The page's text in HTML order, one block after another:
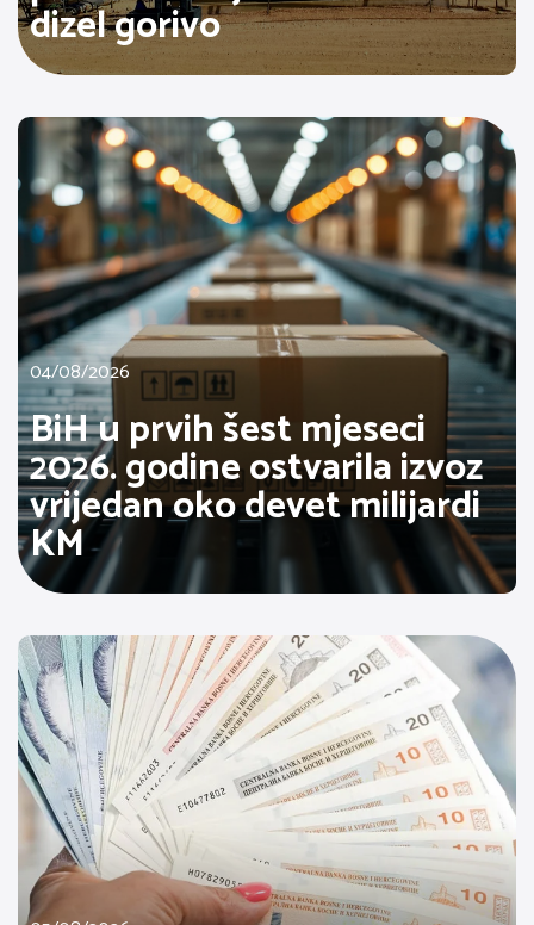
dizel gorivo
04/08/2026
BiH u prvih šest mjeseci
2026. godine ostvarila izvoz
vrijedan oko devet milijardi
KM